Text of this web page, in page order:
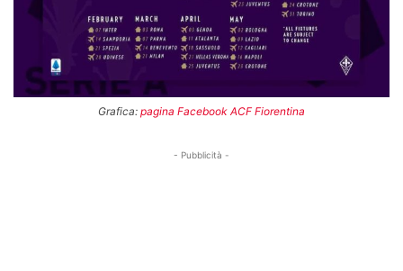
Grafica: pagina Facebook ACF Fiorentina
- Pubblicità -